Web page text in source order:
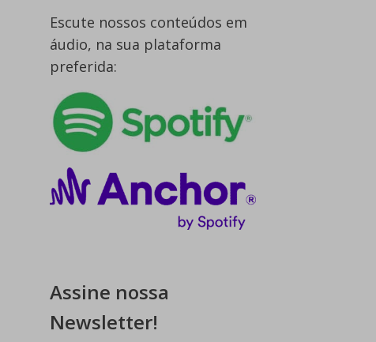
Escute nossos conteúdos em
áudio, na sua plataforma
preferida:
Assine nossa
Newsletter!